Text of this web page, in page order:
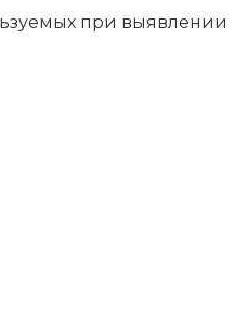
при выявлении